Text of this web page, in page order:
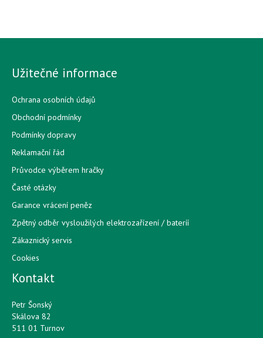
Užitečné informace
Ochrana osobních údajů
Obchodní podmínky
Podmínky dopravy
Reklamační řád
Průvodce výběrem hračky
Časté otázky
Garance vrácení peněz
Zpětný odběr vysloužilých elektrozařízení / bateríí
Zákaznický servis
Cookies
Kontakt
Petr Šonský
Skálova 82
511 01 Turnov